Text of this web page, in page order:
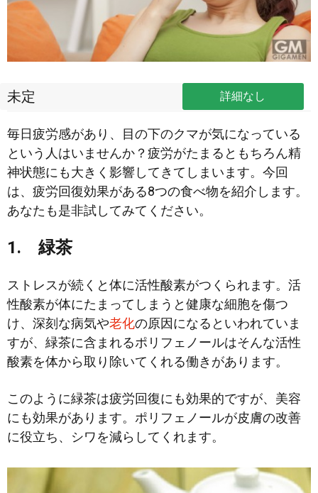
未定 詳細なし
毎日疲労感があり、目の下のクマが気になっている
という人はいませんか？疲労がたまるともちろん精
神状態にも大きく影響してきてしまいます。今回
は、疲労回復効果がある8つの食べ物を紹介します。
あなたも是非試してみてください。
1. 緑茶
ストレスが続くと体に活性酸素がつくられます。活
性酸素が体にたまってしまうと健康な細胞を傷つ
け、深刻な病気や老化の原因になるといわれていま
すが、緑茶に含まれるポリフェノールはそんな活性
酸素を体から取り除いてくれる働きがあります。
このように緑茶は疲労回復にも効果的ですが、美容
にも効果があります。ポリフェノールが皮膚の改善
に役立ち、シワを減らしてくれます。